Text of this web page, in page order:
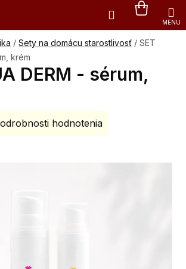
Hľadať
KOŠÍK
/ Sety na domácu starostlivosť / SET
krém
DERM - sérum,
hodnotenia